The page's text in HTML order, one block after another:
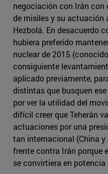
negociación con Irán con
de misiles y su actuación
Hezbolá. En desacuerdo
hubiera preferido
nuclear de 2015
consiguiente
aplicado previamente,
distintas que busquen
por ver la utilidad del
difícil creer que Teherán
actuaciones por una
tan internacional (China y
frente contra Irán porque
se convirtiera en potencia